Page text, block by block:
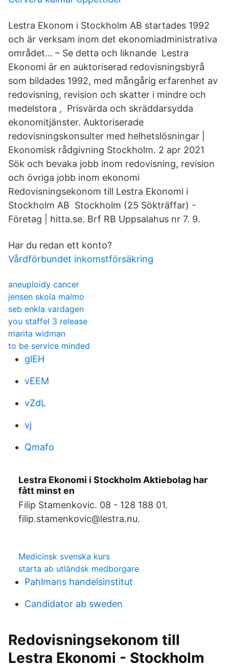
Lestra Ekonom i Stockholm AB startades 1992
och är verksam inom det ekonomiadministrativa
området… – Se detta och liknande Lestra
Ekonomi är en auktoriserad redovisningsbyrå
som bildades 1992, med mångårig erfarenhet av
redovisning, revision och skatter i mindre och
medelstora , Prisvärda och skräddarsydda
ekonomitjänster. Auktoriserade
redovisningskonsulter med helhetslösningar |
Ekonomisk rådgivning Stockholm. 2 apr 2021
Sök och bevaka jobb inom redovisning, revision
och övriga jobb inom ekonomi
Redovisningsekonom till Lestra Ekonomi i
Stockholm AB Stockholm (25 Sökträffar) -
Företag | hitta.se. Brf RB Uppsalahus nr 7. 9.
Har du redan ett konto?
Vårdförbundet inkomstförsäkring
aneuploidy cancer
jensen skola malmo
seb enkla vardagen
you staffel 3 release
marita widman
to be service minded
glEH
vEEM
vZdL
vj
Qmafo
Lestra Ekonomi i Stockholm Aktiebolag har
fått minst en
Filip Stamenkovic. 08 - 128 188 01.
filip.stamenkovic@lestra.nu.
Medicinsk svenska kurs
starta ab utländsk medborgare
Pahlmans handelsinstitut
Candidator ab sweden
Redovisningsekonom till
Lestra Ekonomi - Stockholm